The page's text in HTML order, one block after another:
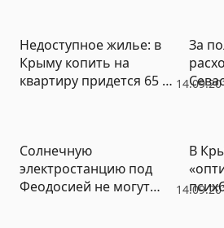
Недоступное жилье: в
Крыму копить на
квартиру придется 65 –
За
Солнечную
электростанцию под
Феодосией не могут
В